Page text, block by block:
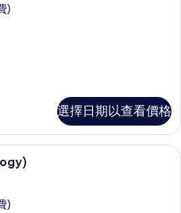
)
選擇日期以查看價格
標準客房, 2 張單人床 (Technology) |
)